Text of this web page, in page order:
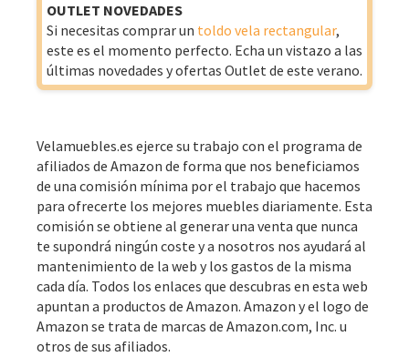
OUTLET NOVEDADES
Si necesitas comprar un toldo vela rectangular,
este es el momento perfecto. Echa un vistazo a las
últimas novedades y ofertas Outlet de este verano.
Velamuebles.es ejerce su trabajo con el programa de
afiliados de Amazon de forma que nos beneficiamos
de una comisión mínima por el trabajo que hacemos
para ofrecerte los mejores muebles diariamente. Esta
comisión se obtiene al generar una venta que nunca
te supondrá ningún coste y a nosotros nos ayudará al
mantenimiento de la web y los gastos de la misma
cada día. Todos los enlaces que descubras en esta web
apuntan a productos de Amazon. Amazon y el logo de
Amazon se trata de marcas de Amazon.com, Inc. u
otros de sus afiliados.